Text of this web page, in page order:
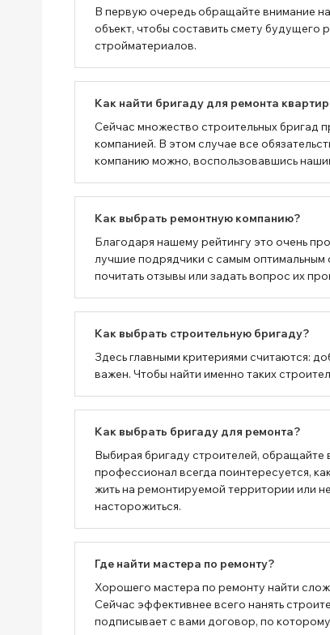
В первую очередь обращайте внимание
объект, чтобы составить смету будущего
стройматериалов.
Как найти бригаду для ремонта
Сейчас множество строительных бригад
компанией. В этом случае все
компанию можно, воспользовавшись
Как выбрать ремонтную компанию?
Благодаря нашему рейтингу это очень
лучшие подрядчики с самым
почитать отзывы или задать вопрос их
Как выбрать строительную бригаду?
Здесь главными критериями считаются:
важен. Чтобы найти именно таких
Как выбрать бригаду для ремонта?
Выбирая бригаду строителей, обращайте
профессионал всегда поинтересуется,
жить на ремонтируемой территории или
насторожиться.
Где найти мастера по ремонту?
Хорошего мастера по ремонту найти
Сейчас эффективнее всего нанять
подписывает с вами договор, по